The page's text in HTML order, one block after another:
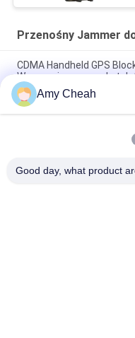
Przenośny Jammer
CDMA Handheld GPS
Wzmacniacz sygnału
28 pasów Ręczny
UHF VHF 315 433 12
Pełnofrekwencyjny
Amy Cheah
Good day, what product